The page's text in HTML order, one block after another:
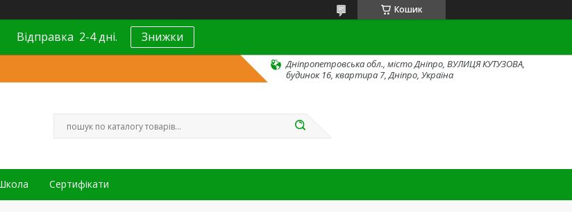
Кошик
Відправка 2-4 дні. Знижки
Дніпропетровська обл., місто Дніпро, ВУЛИЦЯ КУТУЗОВА,
будинок 16, квартира 7, Дніпро, Україна
Сертифікати